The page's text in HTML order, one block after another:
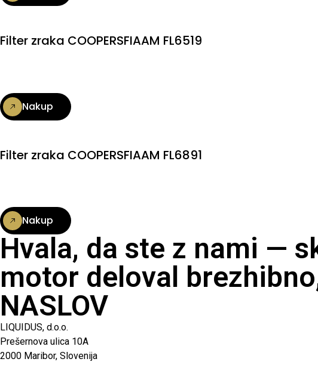
Filter zraka COOPERSFIAAM FL6519
Nakup
Filter zraka COOPERSFIAAM FL6891
Nakup
Hvala, da ste z nami —
motor deloval
NASLOV
LIQUIDUS, d.o.o.
Prešernova ulica 10A
2000 Maribor, Slovenija